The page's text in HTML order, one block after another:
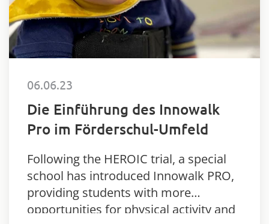
06.06.23
Die Einführung des Innowalk
Pro im Förderschul-Umfeld
Following the HEROIC trial, a special
school has introduced Innowalk PRO,
providing students with more
opportunities for physical activity and